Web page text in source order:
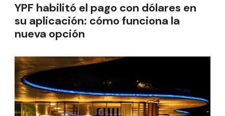
YPF habilitó el pago con dólares en
su aplicación: cómo funciona la
nueva opción